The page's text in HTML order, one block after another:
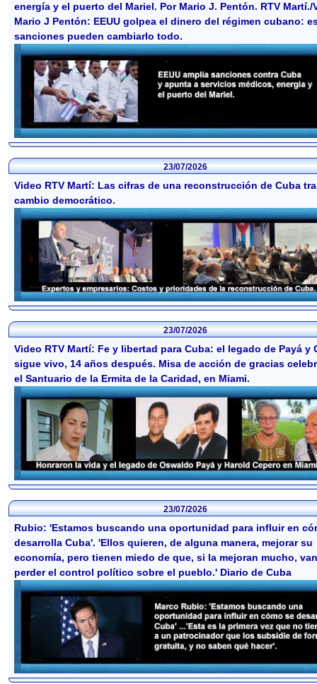
energía y el puerto del Mariel. Por Mario J. Pentón. RTV Martí./
Mario J Pentón: EEUU golpea el dinero del régimen cubano:
sanciones pueden cambiarlo todo.
23/07/2026
Video RTV Martí: Las cifras de una reconstrucción de Cuba
cambio democrático.
23/07/2026
Video RTV Martí: Fe y libertad para Cuba: el legado de Payá y
sigue vivo, 14 años después. Misa de acción de gracias
el Santuario de la Ermita de la Caridad, en Miami.
23/07/2026
Rubio: 'Estamos buscando una oportunidad para influir en
desarrolla Cuba'. 'Ellos quieren, de alguna manera, mejorar su
economía, pero tienen miedo de que, si la mejoran mucho,
perder el control político sobre el pueblo.' Diario de Cuba